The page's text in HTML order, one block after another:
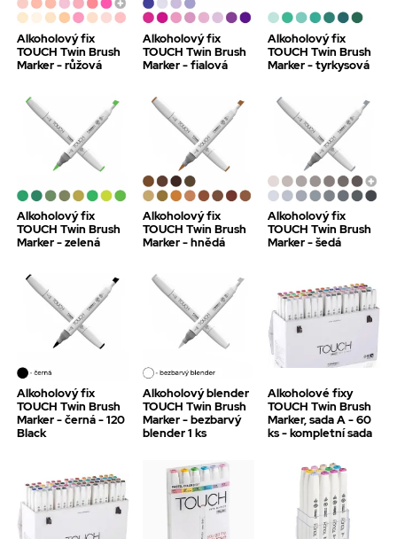
Alkoholový fix
TOUCH Twin Brush
Marker - růžová
Alkoholový fix
TOUCH Twin Brush
Marker - fialová
Alkoholový fix
TOUCH Twin Brush
Marker - tyrkysová
Alkoholový fix
TOUCH Twin Brush
Marker - zelená
Alkoholový fix
TOUCH Twin Brush
Marker - hnědá
Alkoholový fix
TOUCH Twin Brush
Marker - šedá
Alkoholový fix
TOUCH Twin Brush
Marker - černá - 120
Black
Alkoholový blender
TOUCH Twin Brush
Marker - bezbarvý
blender 1 ks
Alkoholové fixy
TOUCH Twin Brush
Marker, sada A - 60
ks - kompletní sada